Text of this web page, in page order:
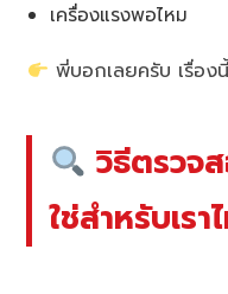
เครื่องแรงพอไหม
พี่บอกเลยครับ เรื่อง
วิธีตรวจ
ใช่สำหรับเรา